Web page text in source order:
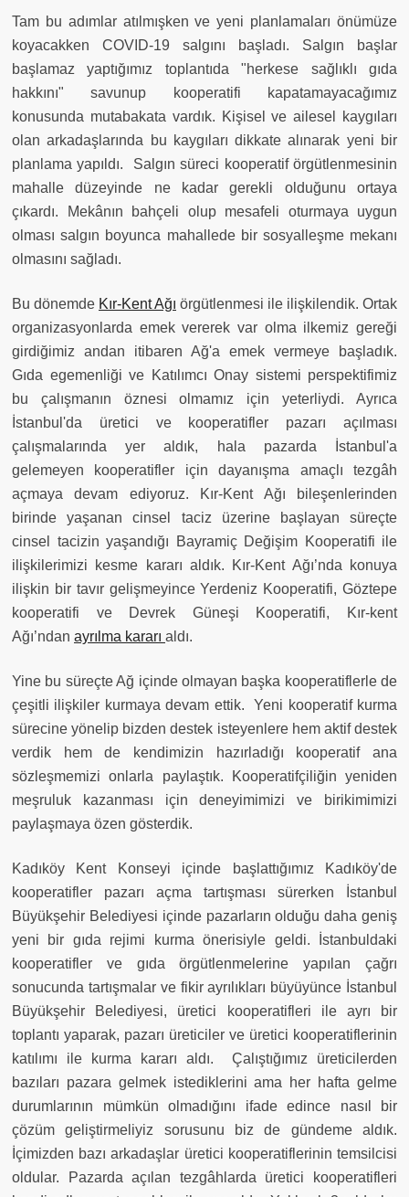
Tam bu adımlar atılmışken ve yeni planlamaları önümüze
koyacakken COVID-19 salgını başladı. Salgın başlar
başlamaz yaptığımız toplantıda "herkese sağlıklı gıda
hakkını" savunup kooperatifi kapatamayacağımız
konusunda mutabakata vardık. Kişisel ve ailesel kaygıları
olan arkadaşlarında bu kaygıları dikkate alınarak yeni bir
planlama yapıldı.
Salgın süreci kooperatif örgütlenmesinin
mahalle düzeyinde ne kadar gerekli olduğunu ortaya
çıkardı. Mekânın bahçeli olup mesafeli oturmaya uygun
olması salgın boyunca mahallede bir sosyalleşme mekanı
olmasını sağladı.
Bu dönemde Kır-Kent Ağı örgütlenmesi ile ilişkilendik. Ortak
organizasyonlarda emek vererek var olma ilkemiz gereği
girdiğimiz andan itibaren Ağ'a emek vermeye başladık.
Gıda egemenliği ve Katılımcı Onay sistemi perspektifimiz
bu çalışmanın öznesi olmamız için yeterliydi. Ayrıca
İstanbul'da üretici ve kooperatifler pazarı açılması
çalışmalarında yer aldık, hala pazarda İstanbul'a
gelemeyen kooperatifler için dayanışma amaçlı tezgâh
açmaya devam ediyoruz. Kır-Kent Ağı bileşenlerinden
birinde yaşanan cinsel taciz üzerine başlayan süreçte
cinsel tacizin yaşandığı Bayramiç Değişim Kooperatifi ile
ilişkilerimizi kesme kararı aldık. Kır-Kent Ağı’nda konuya
ilişkin bir tavır gelişmeyince Yerdeniz Kooperatifi, Göztepe
kooperatifi ve Devrek Güneşi Kooperatifi, Kır-kent
Ağı’ndan ayrılma kararı aldı.
Yine bu süreçte Ağ içinde olmayan başka kooperatiflerle de
çeşitli ilişkiler kurmaya devam ettik.
Yeni kooperatif kurma
sürecine yönelip bizden destek isteyenlere hem aktif destek
verdik hem de kendimizin hazırladığı kooperatif ana
sözleşmemizi onlarla paylaştık. Kooperatifçiliğin yeniden
meşruluk kazanması için deneyimimizi ve birikimimizi
paylaşmaya özen gösterdik.
Kadıköy Kent Konseyi içinde başlattığımız Kadıköy'de
kooperatifler pazarı açma tartışması sürerken İstanbul
Büyükşehir Belediyesi içinde pazarların olduğu daha geniş
yeni bir gıda rejimi kurma önerisiyle geldi. İstanbuldaki
kooperatifler ve gıda örgütlenmelerine yapılan çağrı
sonucunda tartışmalar ve fikir ayrılıkları büyüyünce İstanbul
Büyükşehir Belediyesi, üretici kooperatifleri ile ayrı bir
toplantı yaparak, pazarı üreticiler ve üretici kooperatiflerinin
katılımı ile kurma kararı aldı.
Çalıştığımız üreticilerden
bazıları pazara gelmek istediklerini ama her hafta gelme
durumlarının mümkün olmadığını ifade edince nasıl bir
çözüm geliştirmeliyiz sorusunu biz de gündeme aldık.
İçimizden bazı arkadaşlar üretici kooperatiflerinin temsilcisi
oldular. Pazarda açılan tezgâhlarda üretici kooperatifleri